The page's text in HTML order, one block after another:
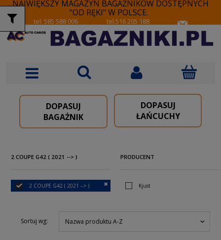
NAJWIĘKSZY MAGAZYN BAGAŻNIKÓW DOSTĘPNYCH
"OD RĘKI" W POLSCE.
tel. 585 588 006 tel.516 205 188
DOPASUJ
BAGAŻNIK
DOPASUJ
ŁAŃCUCHY
2 COUPE G42 ( 2021 --> )
2 COUPE G42 ( 2021 --> )
PRODUCENT
Kjust
Sortuj wg: Nazwa produktu A-Z